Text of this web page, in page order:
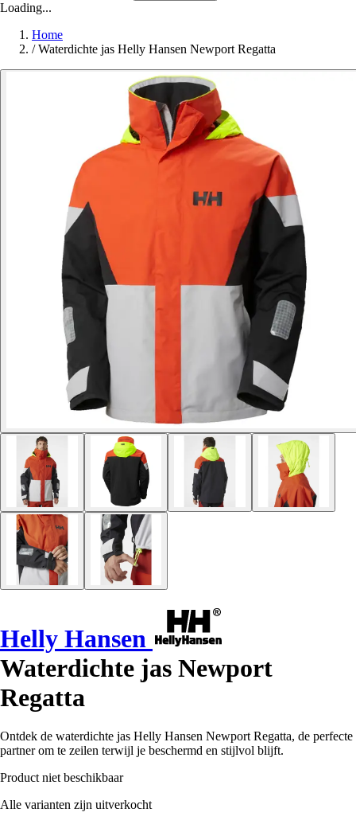
Loading...
Home
/ Waterdichte jas Helly Hansen Newport Regatta
Helly Hansen
Waterdichte jas Newport
Regatta
Ontdek de waterdichte jas Helly Hansen Newport Regatta, de perfecte
partner om te zeilen terwijl je beschermd en stijlvol blijft.
Product niet beschikbaar
Alle varianten zijn uitverkocht